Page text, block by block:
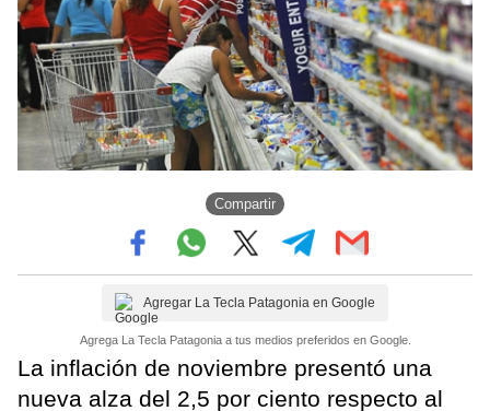
Compartir
Agregar La Tecla Patagonia en Google
Agrega La Tecla Patagonia a tus medios preferidos en Google.
La inflación de noviembre presentó una
nueva alza del 2,5 por ciento respecto al